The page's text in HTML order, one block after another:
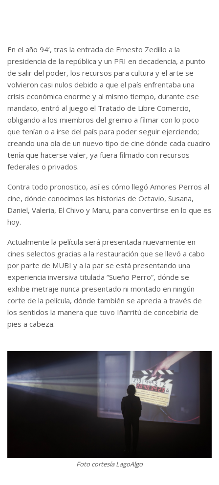
En el año 94’, tras la entrada de Ernesto Zedillo a la
presidencia de la república y un PRI en decadencia, a punto
de salir del poder, los recursos para cultura y el arte se
volvieron casi nulos debido a que el país enfrentaba una
crisis económica enorme y al mismo tiempo, durante ese
mandato, entró al juego el Tratado de Libre Comercio,
obligando a los miembros del gremio a filmar con lo poco
que tenían o a irse del país para poder seguir ejerciendo;
creando una ola de un nuevo tipo de cine dónde cada cuadro
tenía que hacerse valer, ya fuera filmado con recursos
federales o privados.
Contra todo pronostico, así es cómo llegó Amores Perros al
cine, dónde conocimos las historias de Octavio, Susana,
Daniel, Valeria, El Chivo y Maru, para convertirse en lo que es
hoy.
Actualmente la película será presentada nuevamente en
cines selectos gracias a la restauración que se llevó a cabo
por parte de MUBI y a la par se está presentando una
experiencia inversiva titulada “Sueño Perro”, dónde se
exhibe metraje nunca presentado ni montado en ningún
corte de la película, dónde también se aprecia a través de
los sentidos la manera que tuvo Iñarritú de concebirla de
pies a cabeza.
Foto cortesía LagoAlgo